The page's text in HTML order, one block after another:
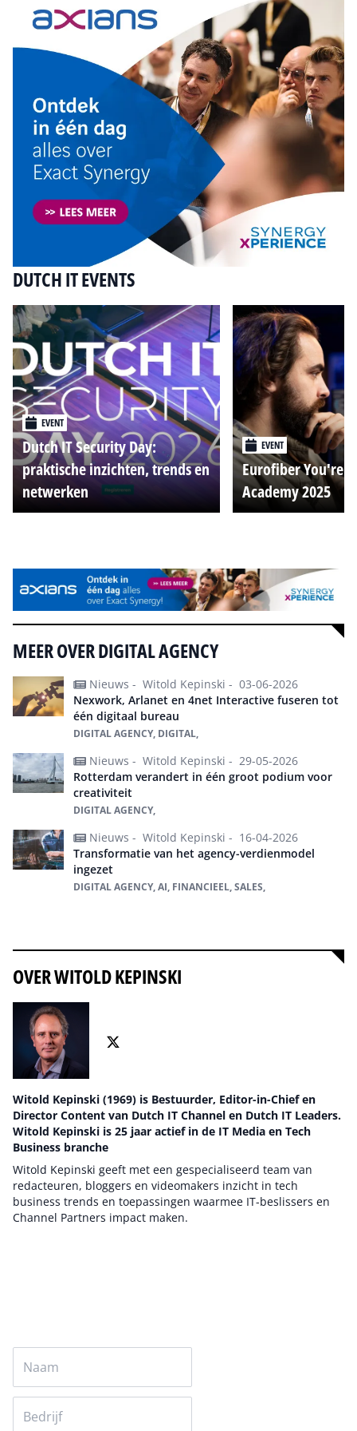
DUTCH IT EVENTS
EVENT
Dutch IT Security Day:
praktische inzichten, trends en
netwerken
EVENT
Eurofiber You're
Academy 2025
MEER OVER DIGITAL AGENCY
Nieuws - Witold Kepinski - 03-06-2026
Nexwork, Arlanet en 4net Interactive fuseren tot
één digitaal bureau
DIGITAL AGENCY, DIGITAL,
Nieuws - Witold Kepinski - 29-05-2026
Rotterdam verandert in één groot podium voor
creativiteit
DIGITAL AGENCY,
Nieuws - Witold Kepinski - 16-04-2026
Transformatie van het agency-verdienmodel
ingezet
DIGITAL AGENCY, AI, FINANCIEEL, SALES,
OVER WITOLD KEPINSKI
Witold Kepinski (1969) is Bestuurder, Editor-in-Chief en
Director Content van Dutch IT Channel en Dutch IT Leaders.
Witold Kepinski is 25 jaar actief in de IT Media en Tech
Business branche
Witold Kepinski geeft met een gespecialiseerd team van
redacteuren, bloggers en videomakers inzicht in tech
business trends en toepassingen waarmee IT-beslissers en
Channel Partners impact maken.